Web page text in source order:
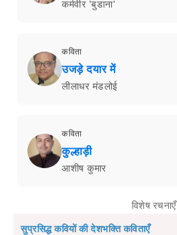
कर्मवीर 'बुडाना'
कविता
उजड़े दयार में
लीलाधर मंडलोई
कविता
कुल्हाड़ी
आशीष कुमार
विशेष रचनाएँ
सुप्रसिद्ध कवियों की देशभक्ति कविताएँ